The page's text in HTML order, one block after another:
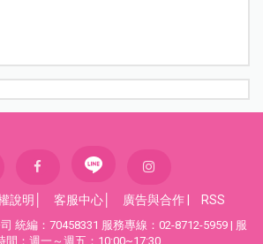
說明 客服中心 廣告與合作 RSS
統編：70458331 服務專線：02-8712-5959 | 服
間：週一～週五：10:00~17:30